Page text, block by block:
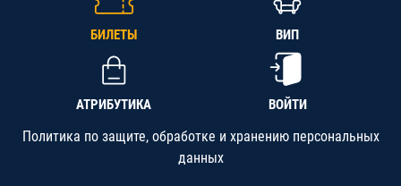
БИЛЕТЫ ВИП
АТРИБУТИКА ВОЙТИ
Политика по защите, обработке и хранению персональных
данных